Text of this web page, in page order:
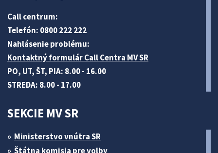
Call centrum:
Telefón: 0800 222 222
Nahlásenie problému:
Kontaktný formulár Call Centra MV SR
PO, UT, ŠT, PIA: 8.00 - 16.00
STREDA: 8.00 - 17.00
SEKCIE MV SR
Ministerstvo vnútra SR
Štátna komisia pre volby